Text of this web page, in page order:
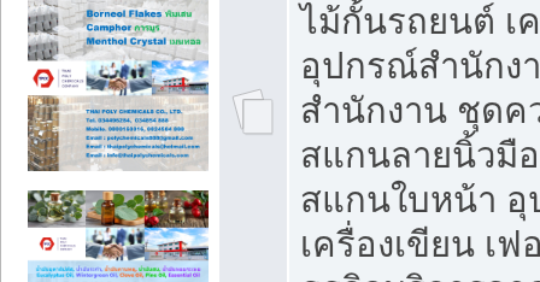
ไม้กั้นรถยนต์ เ
อุปกรณ์สำนักง
สำนักงาน ชุดค
สแกนลายนิ้วมื
สแกนใบหน้า
เครื่องเขียน เ